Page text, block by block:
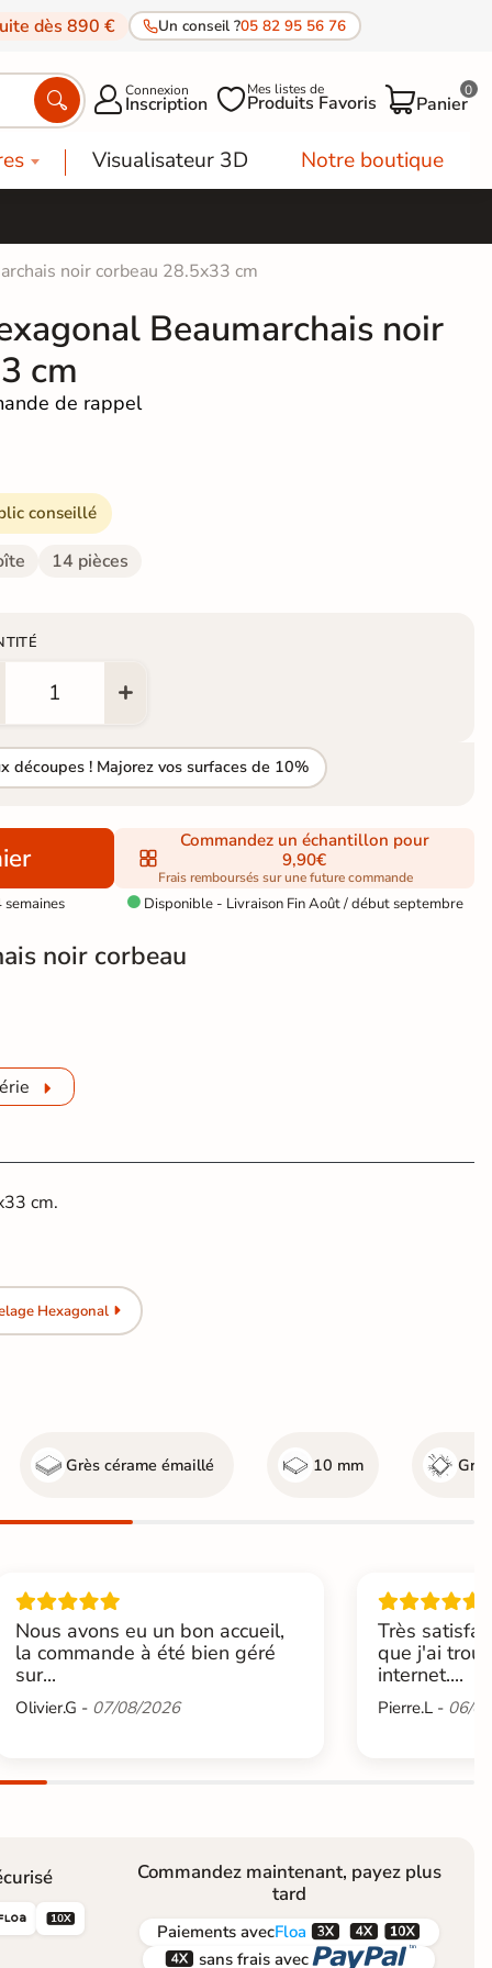
dès 890 € Un conseil ?05 82 95 56 76
 Connexion
Inscription Mes listes de
Produits Favoris Panier
0
Visualisateur 3D Notre boutique
noir corbeau 28.5x33 cm
Beaumarchais noir
cm
de rappel
conseillé
14 pièces
découpes ! Majorez vos surfaces de 10%
Commandez un échantillon pour
9,90€
Frais remboursés sur une future commande
Disponible - Livraison Fin Août / début septembre
noir corbeau
cm.
Hexagonal
Grès cérame émaillé 10 mm Gr4
Nous avons eu un bon accueil,
la commande à été bien géré
sur...
Olivier.G - 07/08/2026
Très
que j'ai
internet....
Pierre.L - 06/

Commandez maintenant, payez plus
tard
PaiementsavecFloa  
 sans frais avec 